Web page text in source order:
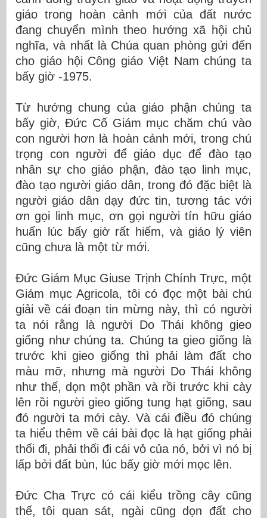
giáo trong hoàn cảnh mới của đất nước
đang chuyển mình theo hướng xã hội chủ
nghĩa, và nhất là Chúa quan phòng gửi đến
cho giáo hội Công giáo Việt Nam chúng ta
bấy giờ -1975.
Từ hướng chung của giáo phận chúng ta
bấy giờ, Đức Cố Giám mục chăm chú vào
con người hơn là hoàn cảnh mới, trong chú
trọng con người để giáo dục để đào tạo
nhân sự cho giáo phận, đào tạo linh mục,
đào tạo người giáo dân, trong đó đặc biệt là
người giáo dân dạy đức tin, tương tác với
ơn gọi linh mục, ơn gọi người tín hữu giáo
huấn lúc bấy giờ rất hiếm, và giáo lý viên
cũng chưa là một từ mới.
Đức Giám Mục Giuse Trịnh Chính Trực, một
Giám mục Agricola, tôi có đọc một bài chú
giải về cái đoạn tin mừng này, thì có người
ta nói rằng là người Do Thái không gieo
giống như chúng ta. Chúng ta gieo giống là
trước khi gieo giống thì phải làm đất cho
màu mỡ, nhưng mà người Do Thái không
như thế, dọn một phần và rồi trước khi cày
lên rồi người gieo giống tung hạt giống, sau
đó người ta mới cày. Và cái điều đó chúng
ta hiểu thêm về cái bài đọc là hạt giống phải
thối đi, phải thối đi cái vỏ của nó, bởi vì nó bị
lấp bởi đất bùn, lúc bấy giờ mới mọc lên.
Đức Cha Trực có cái kiểu trồng cây cũng
thế, tôi quan sát, ngài cũng dọn đất cho